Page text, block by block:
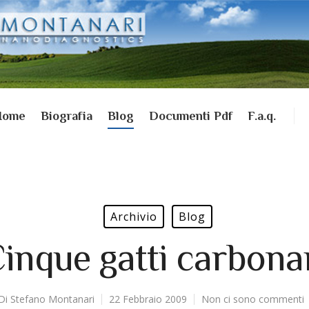
Biografia Blog Documenti Pdf F.a.q.
Archivio Blog
gatti
Stefano Montanari 22 Febbraio 2009 Non ci sono commenti